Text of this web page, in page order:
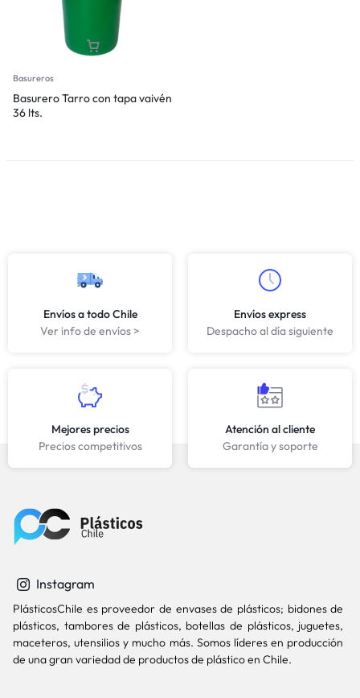
Basureros
Basurero Tarro con tapa vaivén
36 lts.
Envíos a todo Chile
Ver info de envíos >
Envíos express
Despacho al día siguiente
Mejores precios
Precios competitivos
Atención al cliente
Garantía y soporte
Instagram
PlásticosChile es proveedor de envases de plásticos; bidones de
plásticos, tambores de plásticos, botellas de plásticos, juguetes,
maceteros, utensilios y mucho más. Somos líderes en producción
de una gran variedad de productos de plástico en Chile.